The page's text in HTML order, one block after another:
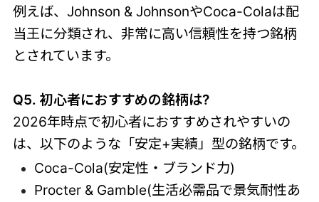
例えば、Johnson & JohnsonやCoca-Colaは配
当王に分類され、非常に高い信頼性を持つ銘柄
とされています。
Q5. 初心者におすすめの銘柄は?
2026年時点で初心者におすすめされやすいの
は、以下のような「安定+実績」型の銘柄です。
Coca-Cola(安定性・ブランド力)
Procter & Gamble(生活必需品で景気耐性あ